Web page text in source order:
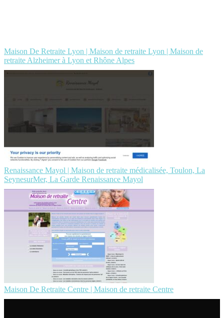
Maison De Retraite Lyon | Maison de retraite Lyon | Maison de
retraite Alzheimer à Lyon et Rhône Alpes
Renaissance Mayol | Maison de retraite médicalisée, Toulon, La
SeynesurMer, La Garde Renaissance Mayol
Maison De Retraite Centre | Maison de retraite Centre